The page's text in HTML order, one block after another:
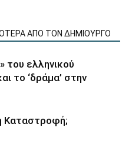
ΑΠΟ ΤΟΝ ΔΗΜΙΟΥΡΓΟ
του ελληνικού
το ‘δράμα’ στην
Καταστροφή;